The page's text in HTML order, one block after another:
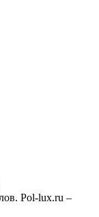
Pol-lux.ru –